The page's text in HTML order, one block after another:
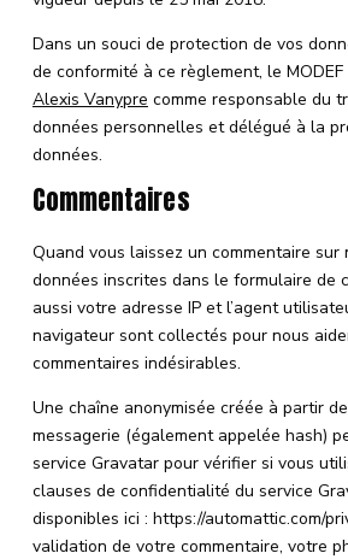
Dans un souci de protection de vos
de conformité à ce règlement, le
Alexis Vanypre comme responsable du
données personnelles et délégué à la
données.
Commentaires
Quand vous laissez un commentaire
données inscrites dans le formulaire de
aussi votre adresse IP et l’agent
navigateur sont collectés pour nous
commentaires indésirables.
Une chaîne anonymisée créée à partir
messagerie (également appelée hash)
service Gravatar pour vérifier si vous
clauses de confidentialité du service
disponibles ici : https://automattic.com/
validation de votre commentaire, votre